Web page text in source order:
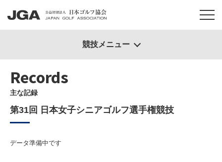
Records
主な記録
第31回 日本女子シニアゴルフ選手権競技
データ準備中です
競技メニュー